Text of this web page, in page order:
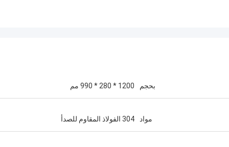
بحجم 1200 * 280 * 990 مم
مواد 304 الفولاذ المقاوم للصدأ